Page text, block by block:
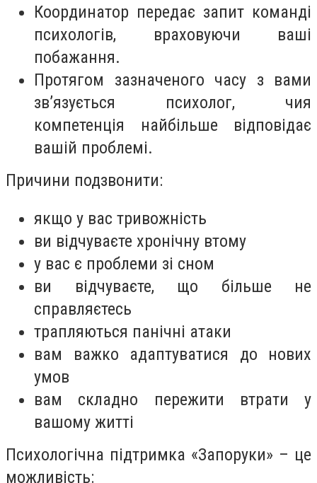
Координатор передає запит команді
психологів, враховуючи ваші
побажання.
Протягом зазначеного часу з вами
зв’язується психолог, чия
компетенція найбільше відповідає
вашій проблемі.
Причини подзвонити:
якщо у вас тривожність
ви відчуваєте хронічну втому
у вас є проблеми зі сном
ви відчуваєте, що більше не
справляєтесь
трапляються панічні атаки
вам важко адаптуватися до нових
умов
вам складно пережити втрати у
вашому житті
Психологічна підтримка «Запоруки» – це
можливість: